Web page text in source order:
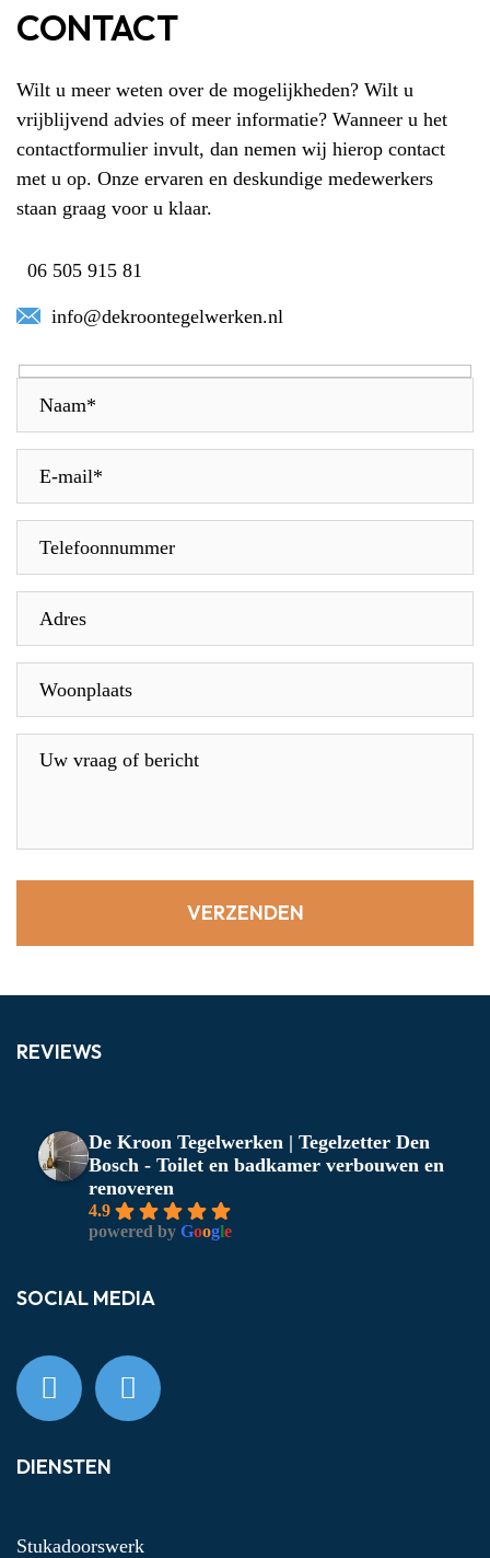
CONTACT
Wilt u meer weten over de mogelijkheden? Wilt u
vrijblijvend advies of meer informatie? Wanneer u het
contactformulier invult, dan nemen wij hierop contact
met u op. Onze ervaren en deskundige medewerkers
staan graag voor u klaar.
06 505 915 81
info@dekroontegelwerken.nl
REVIEWS
De Kroon Tegelwerken | Tegelzetter Den
Bosch - Toilet en badkamer verbouwen en
renoveren
4.9
powered by Google
SOCIAL MEDIA
DIENSTEN
Stukadoorswerk